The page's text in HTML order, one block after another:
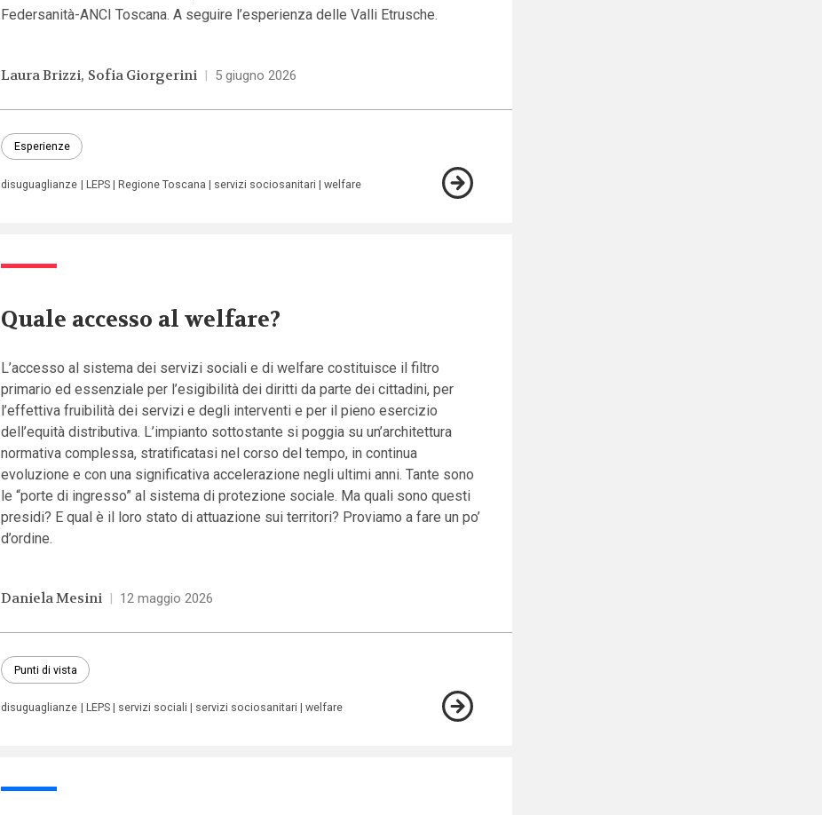
Federsanità-ANCI Toscana. A seguire l’esperienza delle Valli Etrusche.
Laura Brizzi Sofia Giorgerini | 5 giugno 2026
Esperienze
disuguaglianze LEPS Regione Toscana servizi sociosanitari welfare
Quale accesso al welfare?
L’accesso al sistema dei servizi sociali e di welfare costituisce il filtro
primario ed essenziale per l’esigibilità dei diritti da parte dei cittadini, per
l’effettiva fruibilità dei servizi e degli interventi e per il pieno esercizio
dell’equità distributiva. L’impianto sottostante si poggia su un’architettura
normativa complessa, stratificatasi nel corso del tempo, in continua
evoluzione e con una significativa accelerazione negli ultimi anni. Tante sono
le “porte di ingresso” al sistema di protezione sociale. Ma quali sono questi
presidi? E qual è il loro stato di attuazione sui territori? Proviamo a fare un po’
d’ordine.
Daniela Mesini | 12 maggio 2026
Punti di vista
disuguaglianze LEPS servizi sociali servizi sociosanitari welfare